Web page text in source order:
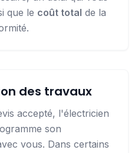
que le coût total de la
des travaux
accepté, l'électricien
son
vous. Dans certains